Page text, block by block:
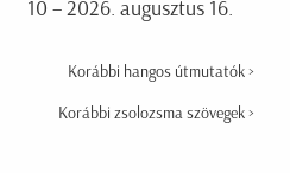
10 – 2026. augusztus 16.
Korábbi hangos útmutatók >
Korábbi zsolozsma szövegek >